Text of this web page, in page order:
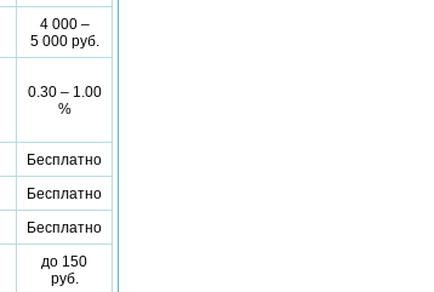
4 000 –
5 000 руб.
0.30 – 1.00
%
Бесплатно
Бесплатно
Бесплатно
до 150
руб.